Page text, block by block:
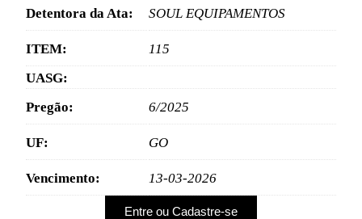
Detentora da Ata:
SOUL EQUIPAMENTOS
ITEM:
115
UASG:
Pregão:
6/2025
UF: GO
Vencimento: 13-03-2026
Entre ou Cadastre-se